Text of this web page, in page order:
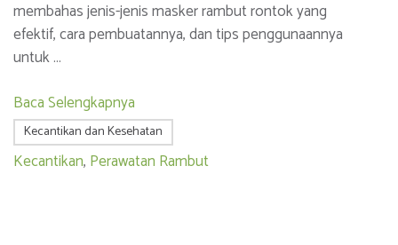
membahas jenis-jenis masker rambut rontok yang
efektif, cara pembuatannya, dan tips penggunaannya
untuk …
Baca Selengkapnya
Kecantikan dan Kesehatan
Kecantikan, Perawatan Rambut